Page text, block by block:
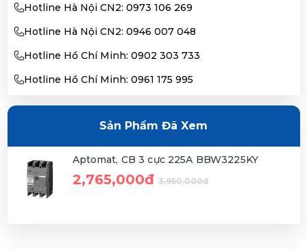
Hotline Hà Nội CN2: 0973 106 269
Hotline Hà Nội CN2: 0946 007 048
Hotline Hồ Chí Minh: 0902 303 733
Hotline Hồ Chí Minh: 0961 175 995
Sản Phẩm Đã Xem
Aptomat, CB 3 cực 225A BBW3225KY
2,765,000đ 3,950,000đ